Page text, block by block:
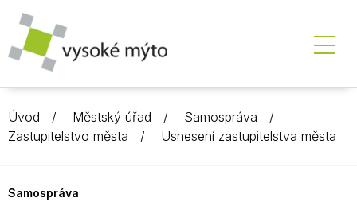
Úvod Městský úřad
Samospráva
Zastupitelstvo města
Usnesení zastupitelstva města
Samospráva